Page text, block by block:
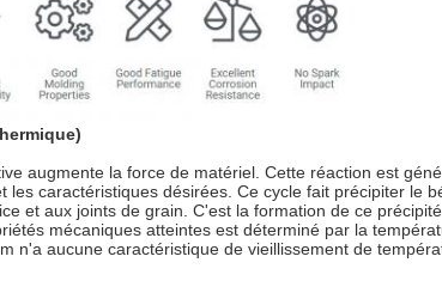
)
augmente la force de matériel. Cette réaction est
caractéristiques désirées. Ce cycle fait précipiter le
et aux joints de grain. C'est la formation de ce
mécaniques atteintes est déterminé par la
n'a aucune caractéristique de vieillissement de